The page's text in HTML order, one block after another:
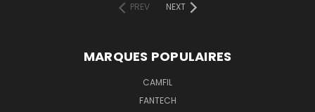
PREV
NEXT
MARQUES POPULAIRES
CAMFIL
FANTECH